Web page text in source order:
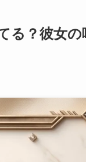
る？彼女